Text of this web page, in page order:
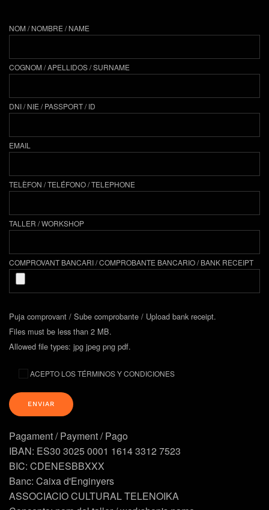
NOM / NOMBRE / NAME
COGNOM / APELLIDOS / SURNAME
DNI / NIE / PASSPORT / ID
EMAIL
TELÈFON / TELÉFONO / TELEPHONE
TALLER / WORKSHOP
COMPROVANT BANCARI / COMPROBANTE BANCARIO / BANK RECEIPT
Puja comprovant / Sube comprobante / Upload bank receipt.
Files must be less than 2 MB.
Allowed file types: jpg jpeg png pdf.
ACEPTO LOS TÉRMINOS Y CONDICIONES
Pagament / Payment / Pago
IBAN: ES30 3025 0001 1614 3312 7523
BIC: CDENESBBXXX
Banc: Caixa d'Enginyers
ASSOCIACIO CULTURAL TELENOIKA